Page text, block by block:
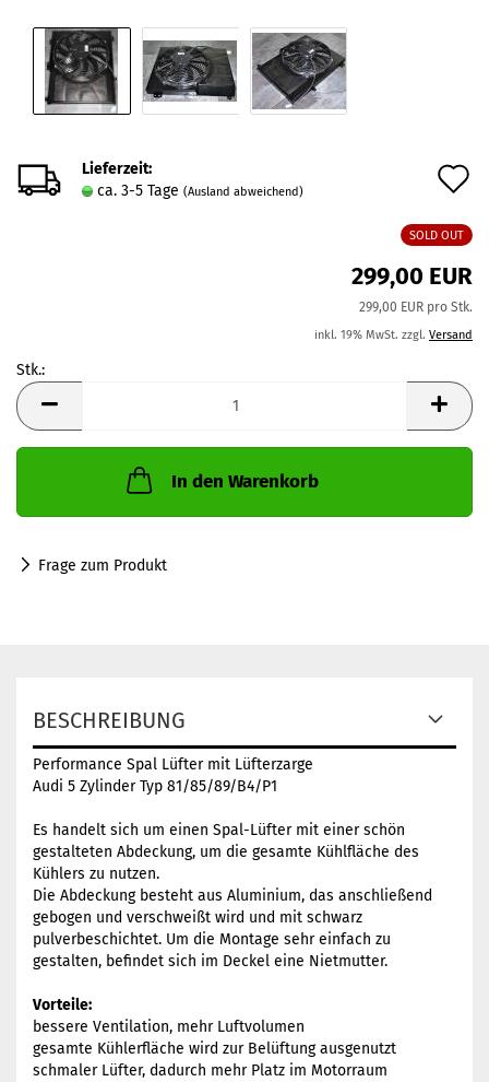
Lieferzeit:
ca. 3-5 Tage (Ausland abweichend)
SOLD OUT
299,00 EUR
299,00 EUR pro Stk.
inkl. 19% MwSt. zzgl. Versand
Stk.:
Stk.
In den Warenkorb
Frage zum Produkt
BESCHREIBUNG
Performance Spal Lüfter mit Lüfterzarge
Audi 5 Zylinder Typ 81/85/89/B4/P1
Es handelt sich um einen Spal-Lüfter mit einer schön
gestalteten Abdeckung, um die gesamte Kühlfläche des
Kühlers zu nutzen.
Die Abdeckung besteht aus Aluminium, das anschließend
gebogen und verschweißt wird und mit schwarz
pulverbeschichtet. Um die Montage sehr einfach zu
gestalten, befindet sich im Deckel eine Nietmutter.
Vorteile:
bessere Ventilation, mehr Luftvolumen
gesamte Kühlerfläche wird zur Belüftung ausgenutzt
schmaler Lüfter, dadurch mehr Platz im Motorraum